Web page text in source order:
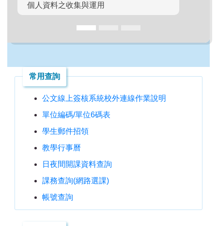
個人資料之收集與運用
常用查詢
公文線上簽核系統校外連線作業說明
單位編碼/單位6碼表
學生郵件招領
教學行事曆
日夜間開課資料查詢
課務查詢(網路選課)
帳號查詢